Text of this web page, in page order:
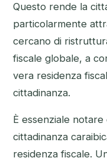
Questo rende la
particolarmente
cercano di
fiscale globale, a
vera residenza
cittadinanza.
È essenziale
cittadinanza
residenza fiscale.